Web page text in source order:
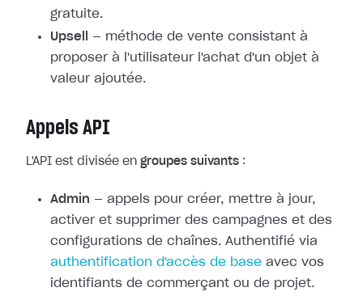
gratuite.
Upsell
— méthode de vente consistant à
proposer à l'utilisateur l'achat d'un objet à
valeur ajoutée.
Appels API
L'API est divisée en groupes suivants :
Admin — appels pour créer, mettre à jour,
activer et supprimer des campagnes et des
configurations de chaînes. Authentifié via
authentification d'accès de base avec vos
identifiants de commerçant ou de projet.